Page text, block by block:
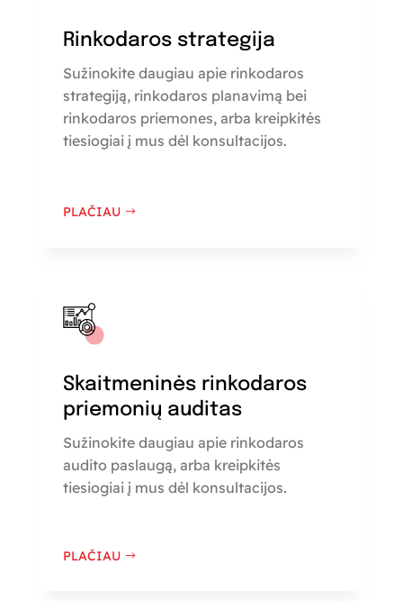
Rinkodaros strategija
Sužinokite daugiau apie rinkodaros
strategiją, rinkodaros planavimą bei
rinkodaros priemones, arba kreipkitės
tiesiogiai į mus dėl konsultacijos.
PLAČIAU
Skaitmeninės rinkodaros
priemonių auditas
Sužinokite daugiau apie rinkodaros
audito paslaugą, arba kreipkitės
tiesiogiai į mus dėl konsultacijos.
PLAČIAU